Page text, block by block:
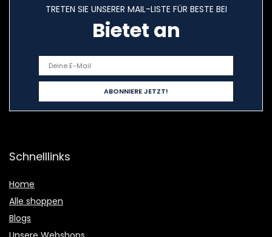
TRETEN SIE UNSERER MAIL-LISTE FÜR BESTE BEI
Bietet an
Schnelllinks
Home
Alle shoppen
Blogs